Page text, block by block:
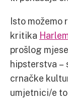
Isto možemo
kritika
prošlog
hipsterstva –
crnačke
umjetnici/e